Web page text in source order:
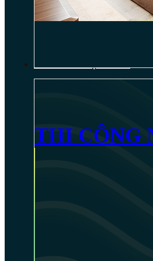
THI CÔNG